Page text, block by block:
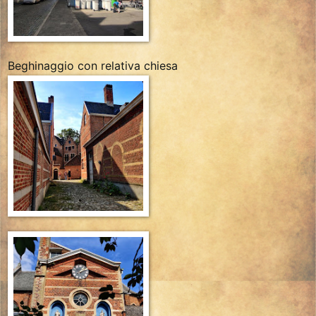
Beghinaggio con relativa chiesa